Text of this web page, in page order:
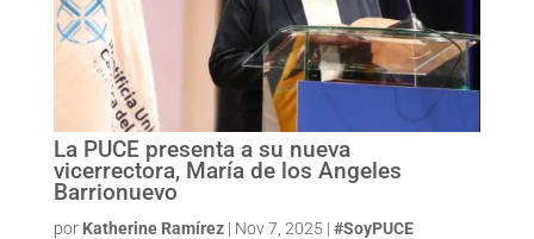
La PUCE presenta a su nueva
vicerrectora, María de los Angeles
Barrionuevo
por Katherine Ramírez| Nov 7, 2025 | #SoyPUCE